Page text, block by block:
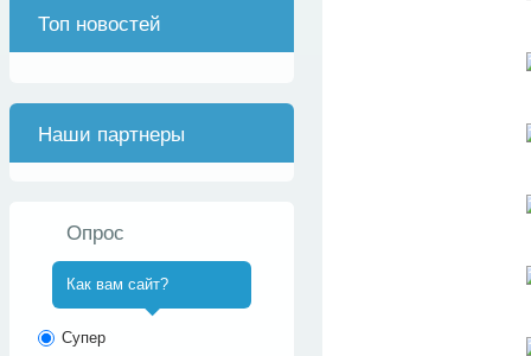
Топ новостей
Наши партнеры
Опрос
Как вам сайт?
Супер